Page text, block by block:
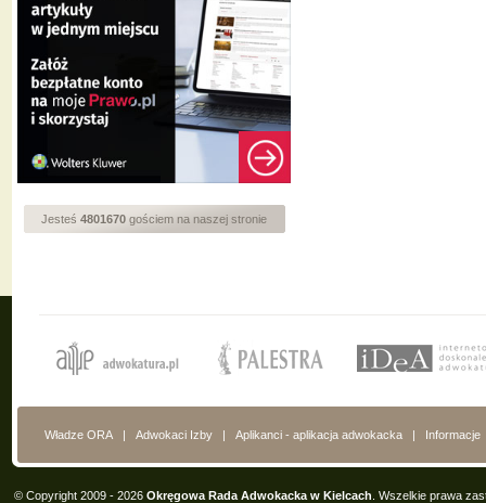
Jesteś 4801670 gościem na naszej stronie
Władze ORA | Adwokaci Izby | Aplikanci - aplikacja adwokacka | Informacje
© Copyright 2009 - 2026 Okręgowa Rada Adwokacka w Kielcach . Wszelkie prawa